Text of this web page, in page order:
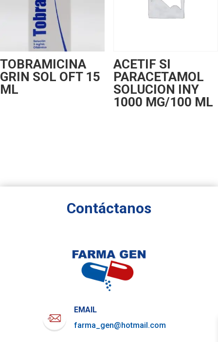
TOBRAMICINA
GRIN SOL OFT 15
ML
ACETIF SI
PARACETAMOL
SOLUCION INY
1000 MG/100 ML
Contáctanos
EMAIL
farma_gen@hotmail.com